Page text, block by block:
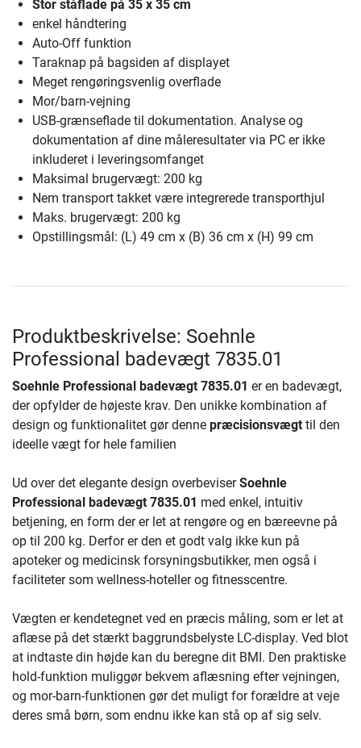
Stor ståflade på 35 x 35 cm
enkel håndtering
Auto-Off funktion
Taraknap på bagsiden af displayet
Meget rengøringsvenlig overflade
Mor/barn-vejning
USB-grænseflade til dokumentation. Analyse og
dokumentation af dine måleresultater via PC er ikke
inkluderet i leveringsomfanget
Maksimal brugervægt: 200 kg
Nem transport takket være integrerede transporthjul
Maks. brugervægt: 200 kg
Opstillingsmål: (L) 49 cm x (B) 36 cm x (H) 99 cm
Produktbeskrivelse: Soehnle
Professional badevægt 7835.01
Soehnle Professional badevægt 7835.01 er en badevægt,
der opfylder de højeste krav. Den unikke kombination af
design og funktionalitet gør denne præcisionsvægt til den
ideelle vægt for hele familien
Ud over det elegante design overbeviserSoehnle
Professional badevægt 7835.01 med enkel, intuitiv
betjening, en form der er let at rengøre og en bæreevne på
op til 200 kg. Derfor er den et godt valg ikke kun på
apoteker og medicinsk forsyningsbutikker, men også i
faciliteter som wellness-hoteller og fitnesscentre.
Vægten er kendetegnet ved en præcis måling, som er let at
aflæse på det stærkt baggrundsbelyste LC-display. Ved blot
at indtaste din højde kan du beregne dit BMI. Den praktiske
hold-funktion muliggør bekvem aflæsning efter vejningen,
og mor-barn-funktionen gør det muligt for forældre at veje
deres små børn, som endnu ikke kan stå op af sig selv.